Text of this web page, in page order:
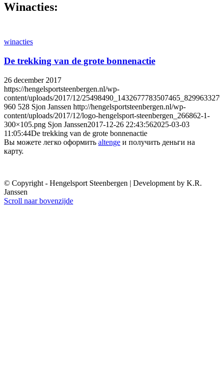
Winacties:
winacties
De trekking van de grote bonnenactie
26 december 2017
https://hengelsportsteenbergen.nl/wp-
content/uploads/2017/12/
960 528 Sjon Janssen http://hengelsportsteenbergen.nl/wp-
content/uploads/2017/12/logo-hengelsport-steenbergen_266862-1-
300×105.png Sjon Janssen2017-12-26 22:43:562025-03-03
11:05:44De trekking van de grote bonnenactie
Вы можете легко оформить altenge и получить деньги на
карту.
crazy time login app
ku casino 77
1xbet azerbaycan yükle
© Copyright - Hengelsport Steenbergen | Development by K.R.
Janssen
Scroll naar bovenzijde